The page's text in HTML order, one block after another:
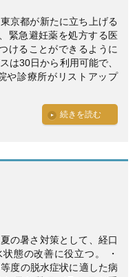
京都が新たに立ち上げる
緊急避妊薬を処方する医
けることができるように
は30日から利用可能で、
や診療所がリストアップ
続きを読む
の暑さ対策として、経口
態の改善に役立つ。 ・
度の脱水症状に適した病